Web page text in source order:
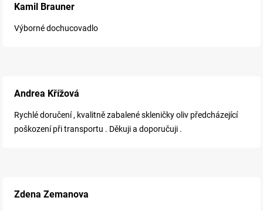
Kamil Brauner
Výborné dochucovadlo
Andrea Křížová
Rychlé doručení , kvalitně zabalené skleničky oliv předcházející
poškození při transportu . Děkuji a doporučuji .
Zdena Zemanova